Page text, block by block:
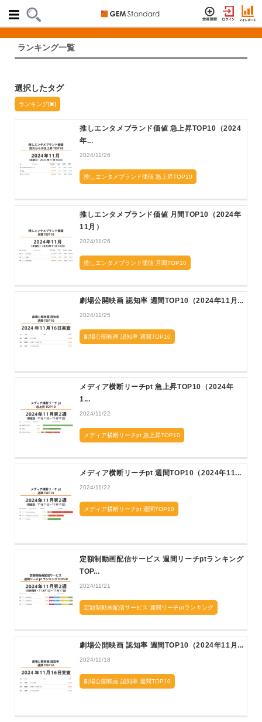
ランキング一覧
選択したタグ
ランキング[ ]
推しエンタメブランド価値 急上昇TOP10（2024
年...
2024/11/26
推しエンタメブランド価値 急上昇TOP10
推しエンタメブランド価値 月間TOP10（2024年
11月）
2024/11/26
推しエンタメブランド価値 月間TOP10
劇場公開映画 認知率 週間TOP10（2024年11月...
2024/11/25
劇場公開映画 認知率 週間TOP10
メディア横断リーチpt 急上昇TOP10（2024年
1...
2024/11/22
メディア横断リーチpt 急上昇TOP10
メディア横断リーチpt 週間TOP10（2024年11...
2024/11/22
メディア横断リーチpt 週間TOP10
定額制動画配信サービス 週間リーチptランキング
TOP...
2024/11/21
定額制動画配信サービス 週間リーチptランキング
劇場公開映画 認知率 週間TOP10（2024年11月...
2024/11/18
劇場公開映画 認知率 週間TOP10